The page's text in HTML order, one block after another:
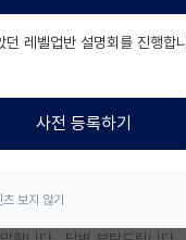
개랩)
후기 게시판
시판
게시판
없는데 그래도 컨택 메일에 첨
관한 프로젝트로 써도 되는지,
성적 첨부해야 하나요??
던 레벨업반 설명회를 진행합
사전 등록하기
보지 않기